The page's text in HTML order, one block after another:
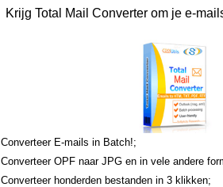
Krijg Total Mail Converter om je e-
Converteer E-mails in Batch!;
Converteer OPF naar JPG en in vele andere
Converteer honderden bestanden in 3 klikken;